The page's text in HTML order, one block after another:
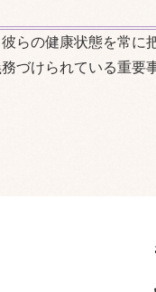
らの健康状態を常に
づけられている重要